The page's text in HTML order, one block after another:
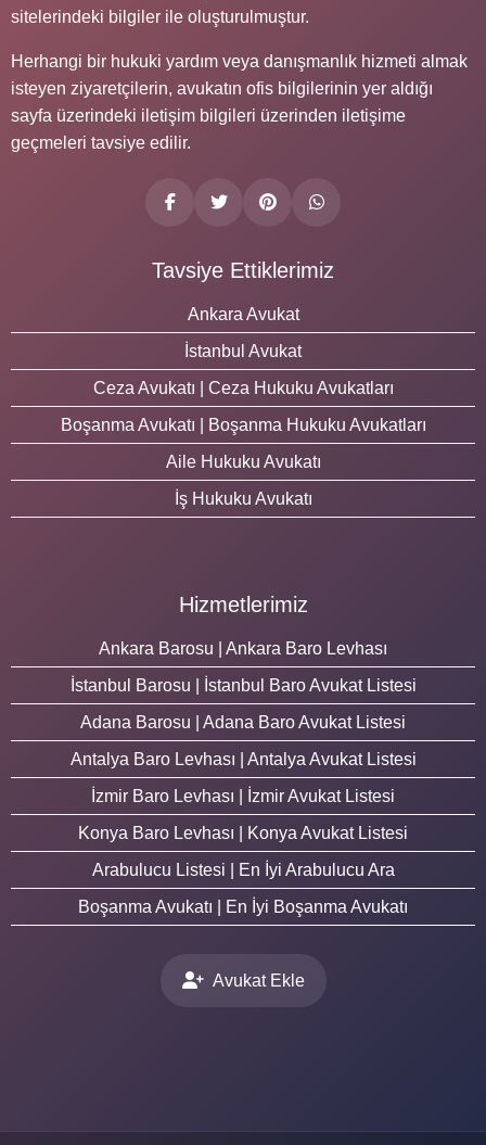
sitelerindeki bilgiler ile oluşturulmuştur.
Herhangi bir hukuki yardım veya danışmanlık hizmeti almak
isteyen ziyaretçilerin, avukatın ofis bilgilerinin yer aldığı
sayfa üzerindeki iletişim bilgileri üzerinden iletişime
geçmeleri tavsiye edilir.
Tavsiye Ettiklerimiz
Ankara Avukat
İstanbul Avukat
Ceza Avukatı | Ceza Hukuku Avukatları
Boşanma Avukatı | Boşanma Hukuku Avukatları
Aile Hukuku Avukatı
İş Hukuku Avukatı
Hizmetlerimiz
Ankara Barosu | Ankara Baro Levhası
İstanbul Barosu | İstanbul Baro Avukat Listesi
Adana Barosu | Adana Baro Avukat Listesi
Antalya Baro Levhası | Antalya Avukat Listesi
İzmir Baro Levhası | İzmir Avukat Listesi
Konya Baro Levhası | Konya Avukat Listesi
Arabulucu Listesi | En İyi Arabulucu Ara
Boşanma Avukatı | En İyi Boşanma Avukatı
Avukat Ekle